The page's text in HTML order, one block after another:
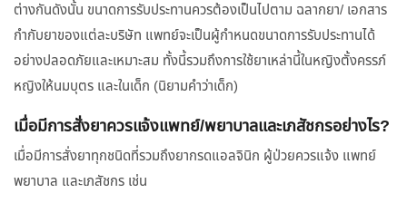
ต่างกันดังนั้น ขนาดการรับประทานควรต้องเป็นไปตาม ฉลากยา/ เอกสาร
กำกับยาของแต่ละบริษัท แพทย์จะเป็นผู้กำหนดขนาดการรับประทานได้
อย่างปลอดภัยและเหมาะสม ทั้งนี้รวมถึงการใช้ยาเหล่านี้ในหญิงตั้งครรภ์
หญิงให้นมบุตร และในเด็ก (นิยามคำว่าเด็ก)
เมื่อมีการสั่งยาควรแจ้งแพทย์/พยาบาลและเภสัชกรอย่างไร?
เมื่อมีการสั่งยาทุกชนิดที่รวมถึงยากรดแอลจินิก ผู้ป่วยควรแจ้ง แพทย์
พยาบาล และเภสัชกร เช่น